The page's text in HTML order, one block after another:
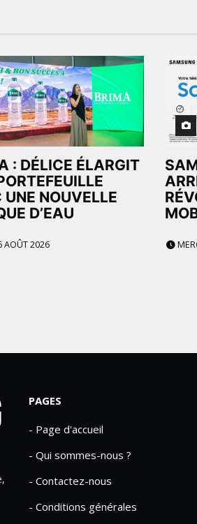
: DÉLICE ÉLARGIT
UNE NOUVELLE
D’EAU
AOÛT 2026
PAGES
- Page d'accueil
- Qui sommes-nous ?
- Contactez-nous
- Conditions générales